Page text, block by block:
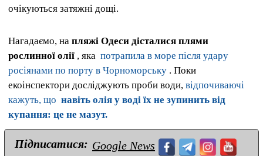
очікуються затяжні дощі.
Нагадаємо, на пляжі Одеси дісталися плями
рослинної олії , яка потрапила в море після удару
росіянами по порту в Чорноморську . Поки
екоінспектори досліджують проби води, відпочиваючі
кажуть, що навіть олія у воді їх не зупинить від
купання: це не мазут.
Підписатися: Google News